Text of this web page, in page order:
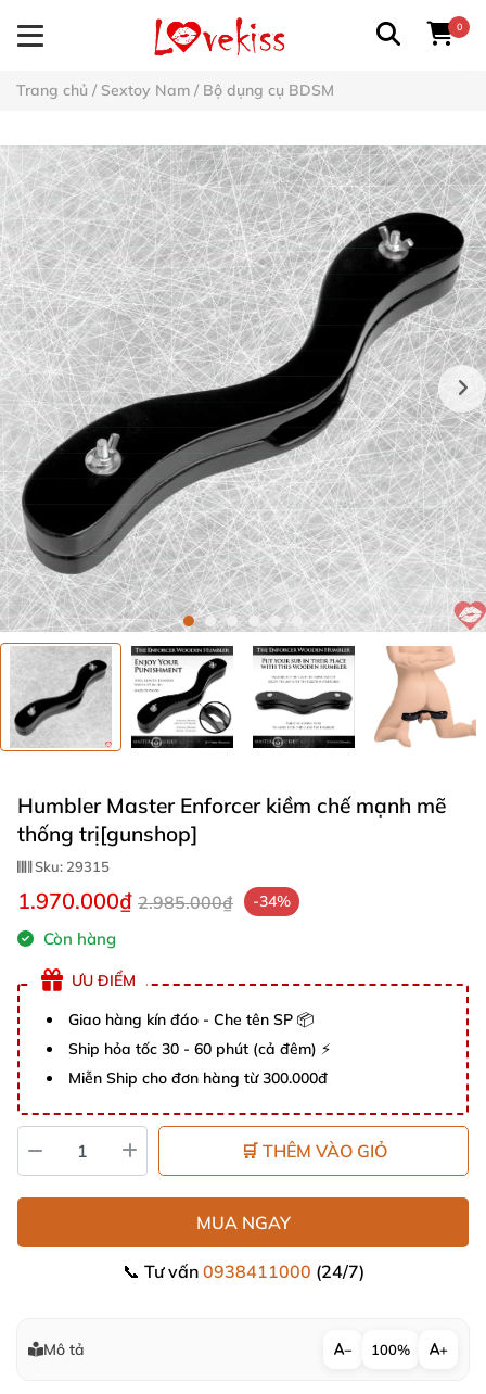
0
Trang chủ / Sextoy Nam / Bộ dụng cụ BDSM
Humbler Master Enforcer kiềm chế mạnh mẽ
thống trị[gunshop]​
Sku: 29315
1.970.000₫ 2.985.000₫ -34%
Còn hàng
ƯU ĐIỂM
Giao hàng kín đáo - Che tên SP 📦
Ship hỏa tốc 30 - 60 phút (cả đêm) ⚡
Miễn Ship cho đơn hàng từ 300.000đ
🛒 THÊM VÀO GIỎ
MUA NGAY
📞 Tư vấn 0938411000 (24/7)
Mô tả − 100% +